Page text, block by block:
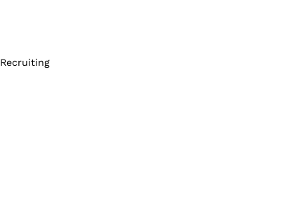
Recruiting